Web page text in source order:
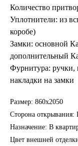
Количество
Уплотнители: из
коробе)
Замки: основной
дополнительный
Фурнитура: ручки,
накладки на замки
Размер: 860х2050
Сторона открывания:
Назначение: В
Цвет внешней